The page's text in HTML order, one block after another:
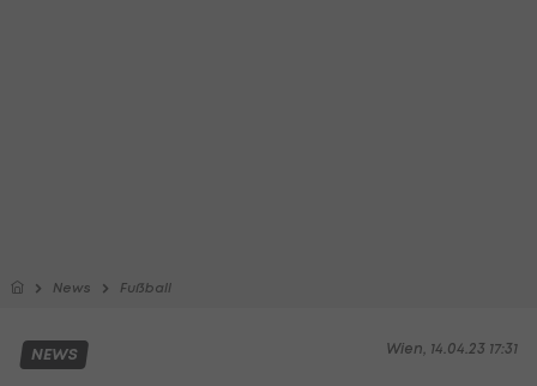
News Fußball
Wien, 14.04.23 17:31
NEWS